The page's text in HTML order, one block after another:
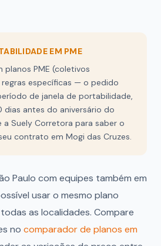
EM PME
PME (coletivos
específicas — o pedido
de janela de portabilidade,
dias antes do aniversário do
Suely Corretora para saber o
contrato em Mogi das Cruzes.
Paulo com equipes também em
usar o mesmo plano
as localidades. Compare
no comparador de planos em